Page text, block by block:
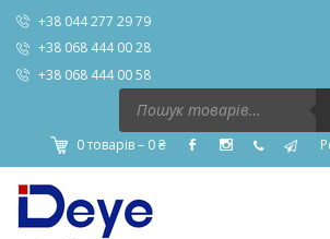
+38 044 277 29 79
+38 068 444 00 28
+38 068 444 00 58
Пошук
товарів
0 товарів – 0₴